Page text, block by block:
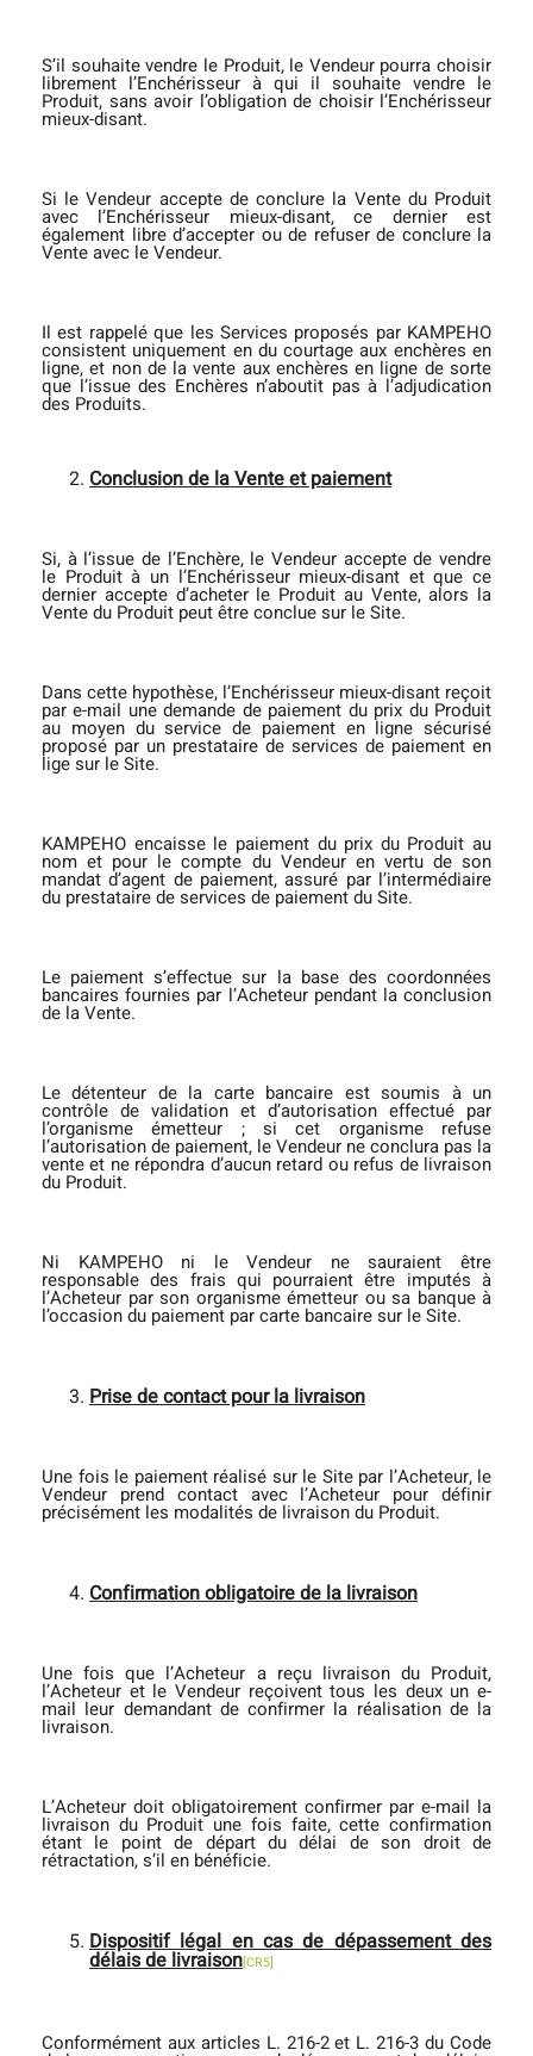
S’il souhaite vendre le Produit, le Vendeur pourra choisir
librement l’Enchérisseur à qui il souhaite vendre le
Produit, sans avoir l’obligation de choisir l’Enchérisseur
mieux-disant.
Si le Vendeur accepte de conclure la Vente du Produit
avec l’Enchérisseur mieux-disant, ce dernier est
également libre d’accepter ou de refuser de conclure la
Vente avec le Vendeur.
Il est rappelé que les Services proposés par KAMPEHO
consistent uniquement en du courtage aux enchères en
ligne, et non de la vente aux enchères en ligne de sorte
que l’issue des Enchères n’aboutit pas à l’adjudication
des Produits.
Conclusion de la Vente et paiement
Si, à l’issue de l’Enchère, le Vendeur accepte de vendre
le Produit à un l’Enchérisseur mieux-disant et que ce
dernier accepte d’acheter le Produit au Vente, alors la
Vente du Produit peut être conclue sur le Site.
Dans cette hypothèse, l’Enchérisseur mieux-disant reçoit
par e-mail une demande de paiement du prix du Produit
au moyen du service de paiement en ligne sécurisé
proposé par un prestataire de services de paiement en
lige sur le Site.
KAMPEHO encaisse le paiement du prix du Produit au
nom et pour le compte du Vendeur en vertu de son
mandat d’agent de paiement, assuré par l’intermédiaire
du prestataire de services de paiement du Site.
Le paiement s’effectue sur la base des coordonnées
bancaires fournies par l’Acheteur pendant la conclusion
de la Vente.
Le détenteur de la carte bancaire est soumis à un
contrôle de validation et d’autorisation effectué par
l’organisme émetteur ; si cet organisme refuse
l’autorisation de paiement, le Vendeur ne conclura pas la
vente et ne répondra d’aucun retard ou refus de livraison
du Produit.
Ni KAMPEHO ni le Vendeur ne sauraient être
responsable des frais qui pourraient être imputés à
l’Acheteur par son organisme émetteur ou sa banque à
l’occasion du paiement par carte bancaire sur le Site.
Prise de contact pour la livraison
Une fois le paiement réalisé sur le Site par l’Acheteur, le
Vendeur prend contact avec l’Acheteur pour définir
précisément les modalités de livraison du Produit.
Confirmation obligatoire de la livraison
Une fois que l’Acheteur a reçu livraison du Produit,
l’Acheteur et le Vendeur reçoivent tous les deux un e-
mail leur demandant de confirmer la réalisation de la
livraison.
L’Acheteur doit obligatoirement confirmer par e-mail la
livraison du Produit une fois faite, cette confirmation
étant le point de départ du délai de son droit de
rétractation, s’il en bénéficie.
Dispositif légal en cas de dépassement des
délais de livraison[CR5]
Conformément aux articles L. 216-2 et L. 216-3 du Code